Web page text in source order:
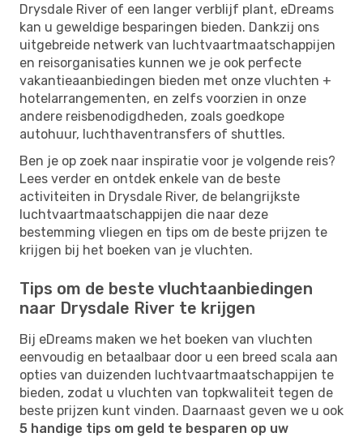
Drysdale River of een langer verblijf plant, eDreams
kan u geweldige besparingen bieden. Dankzij ons
uitgebreide netwerk van luchtvaartmaatschappijen
en reisorganisaties kunnen we je ook perfecte
vakantieaanbiedingen bieden met onze vluchten +
hotelarrangementen, en zelfs voorzien in onze
andere reisbenodigdheden, zoals goedkope
autohuur, luchthaventransfers of shuttles.
Ben je op zoek naar inspiratie voor je volgende reis?
Lees verder en ontdek enkele van de beste
activiteiten in Drysdale River, de belangrijkste
luchtvaartmaatschappijen die naar deze
bestemming vliegen en tips om de beste prijzen te
krijgen bij het boeken van je vluchten.
Tips om de beste vluchtaanbiedingen
naar Drysdale River te krijgen
Bij eDreams maken we het boeken van vluchten
eenvoudig en betaalbaar door u een breed scala aan
opties van duizenden luchtvaartmaatschappijen te
bieden, zodat u vluchten van topkwaliteit tegen de
beste prijzen kunt vinden. Daarnaast geven we u ook
5 handige tips om geld te besparen op uw